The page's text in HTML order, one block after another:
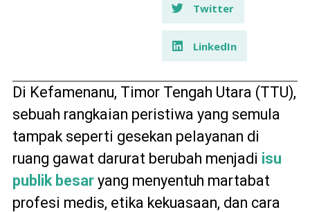
Twitter
LinkedIn
Di Kefamenanu, Timor Tengah Utara (TTU),
sebuah rangkaian peristiwa yang semula
tampak seperti gesekan pelayanan di
ruang gawat darurat berubah menjadi isu
publik besar yang menyentuh martabat
profesi medis, etika kekuasaan, dan cara